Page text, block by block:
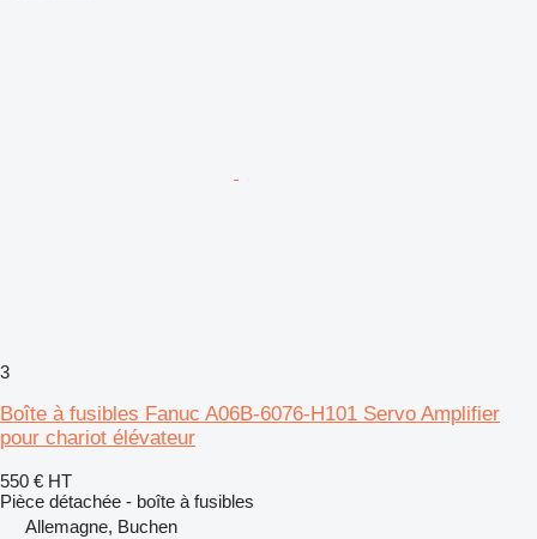
3
Boîte à fusibles Fanuc A06B-6076-H101 Servo Amplifier
pour chariot élévateur
550 € HT
Pièce détachée - boîte à fusibles
Allemagne, Buchen